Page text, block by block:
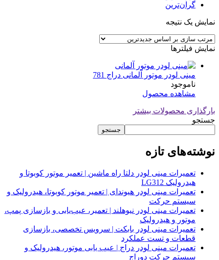
گران‌ترین
نمایش یک نتیجه
نمایش فیلترها
مینی لودر موتور آلمانی دراج 781
ناموجود
مشاهده محصول
بارگذاری محصولات بیشتر
جستجو
جستجو
نوشته‌های تازه
تعمیرات مینی لودر دلتا راه ماشین | تعمیر موتور کوبوتا و
هیدرولیک LG312
تعمیرات مینی لودر هیوندای | تعمیر موتور کوبوتا، هیدرولیک و
سیستم حرکت
تعمیرات مینی لودر نیوهلند | تعمیر، عیب‌یابی و بازسازی پمپ،
موتور و هیدرولیک
تعمیرات مینی لودر بابکت | سرویس تخصصی، بازسازی
قطعات و تست عملکرد
تعمیرات مینی لودر دراج | عیب یابی موتور، هیدرولیک و
سیستم حرکت دوراج